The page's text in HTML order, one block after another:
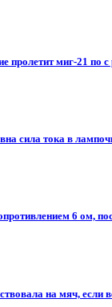
пролетит миг-21 по
сила тока в
6
на мяч, если